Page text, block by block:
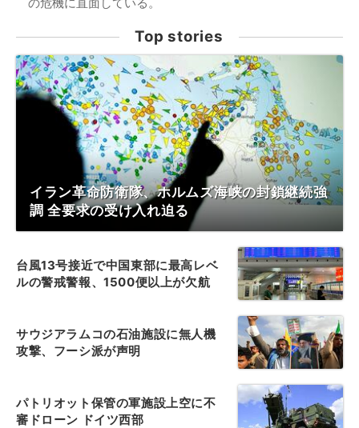
Top stories
イラン革命防衛隊、ホルムズ海峡の封鎖継続強
調 全要求の受け入れ迫る
台風13号接近で中国東部に最高レベ
ルの警戒警報、1500便以上が欠航
サウジアラムコの石油施設に無人機
攻撃、フーシ派が声明
パトリオット保管の軍施設上空に不
審ドローン ドイツ西部